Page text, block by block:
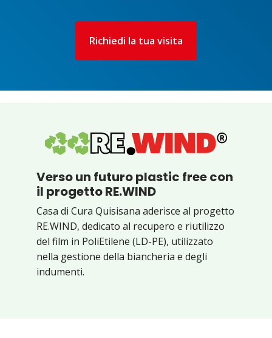
Richiedi la tua visita
Verso un futuro plastic free con
il progetto RE.WIND
Casa di Cura Quisisana aderisce al progetto
RE.WIND, dedicato al recupero e riutilizzo
del film in PoliEtilene (LD-PE), utilizzato
nella gestione della biancheria e degli
indumenti.